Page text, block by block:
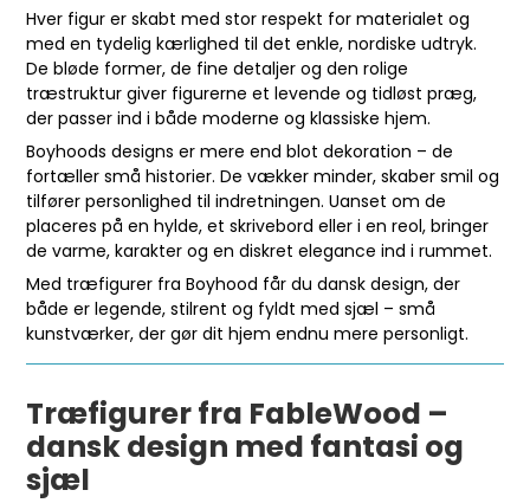
Hver figur er skabt med stor respekt for materialet og
med en tydelig kærlighed til det enkle, nordiske udtryk.
De bløde former, de fine detaljer og den rolige
træstruktur giver figurerne et levende og tidløst præg,
der passer ind i både moderne og klassiske hjem.
Boyhoods designs er mere end blot dekoration – de
fortæller små historier. De vækker minder, skaber smil og
tilfører personlighed til indretningen. Uanset om de
placeres på en hylde, et skrivebord eller i en reol, bringer
de varme, karakter og en diskret elegance ind i rummet.
Med træfigurer fra Boyhood får du dansk design, der
både er legende, stilrent og fyldt med sjæl – små
kunstværker, der gør dit hjem endnu mere personligt.
Træfigurer fra FableWood –
dansk design med fantasi og
sjæl